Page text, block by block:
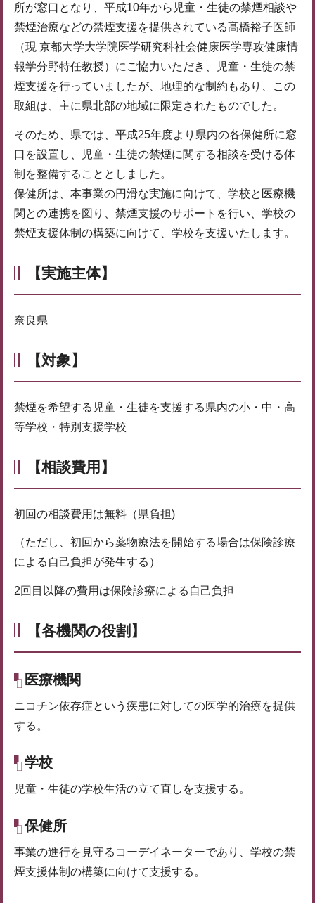
所が窓口となり、平成10年から児童・生徒の禁煙相談や
禁煙治療などの禁煙支援を提供されている髙橋裕子医師
（現 京都大学大学院医学研究科社会健康医学専攻健康情
報学分野特任教授）にご協力いただき、児童・生徒の禁
煙支援を行っていましたが、地理的な制約もあり、この
取組は、主に県北部の地域に限定されたものでした。
そのため、県では、平成25年度より県内の各保健所に窓
口を設置し、児童・生徒の禁煙に関する相談を受ける体
制を整備することとしました。
保健所は、本事業の円滑な実施に向けて、学校と医療機
関との連携を図り、禁煙支援のサポートを行い、学校の
禁煙支援体制の構築に向けて、学校を支援いたします。
【実施主体】
奈良県
【対象】
禁煙を希望する児童・生徒を支援する県内の小・中・高
等学校・特別支援学校
【相談費用】
初回の相談費用は無料（県負担)
（ただし、初回から薬物療法を開始する場合は保険診療
による自己負担が発生する）
2回目以降の費用は保険診療による自己負担
【各機関の役割】
医療機関
ニコチン依存症という疾患に対しての医学的治療を提供
する。
学校
児童・生徒の学校生活の立て直しを支援する。
保健所
事業の進行を見守るコーデイネーターであり、学校の禁
煙支援体制の構築に向けて支援する。